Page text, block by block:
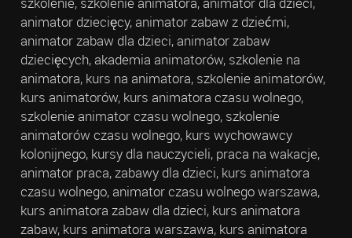
animator dziecięcy, animator zabaw z dziećmi,
animator zabaw dla dzieci, animator zabaw
dziecięcych, akademia animatorów, szkolenie na
animatora, kurs na animatora, szkolenie animatorów,
kurs animatorów, kurs animatora czasu wolnego,
szkolenie animator czasu wolnego, szkolenie
animatorów czasu wolnego, kurs wychowawcy
kolonijnego, kursy dla nauczycieli, praca na wakacje,
animator praca, zabawy dla dzieci, kurs animatora
czasu wolnego, animator czasu wolnego warszawa,
kurs animatora zabaw dla dzieci, kurs animatora
zabaw, kurs animatora warszawa, kurs animatora